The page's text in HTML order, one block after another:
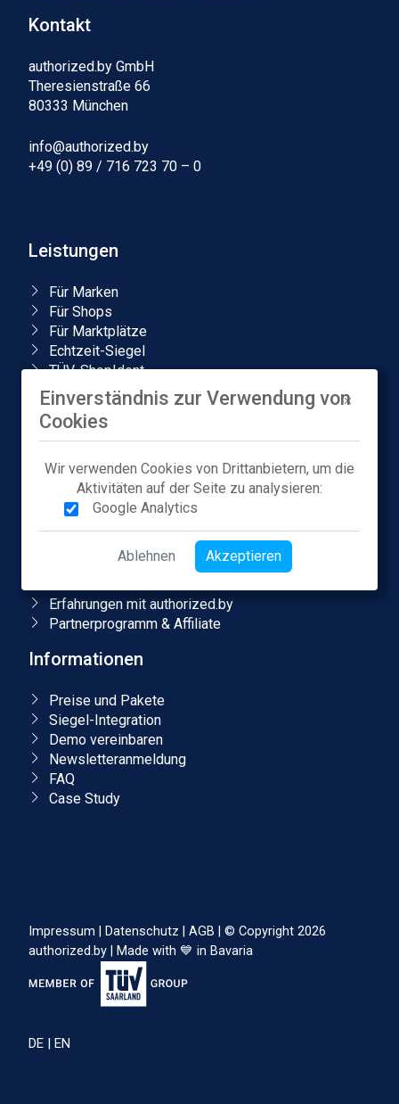
Kontakt
authorized.by GmbH
Theresienstraße 66
80333 München
info@authorized.by
+49 (0) 89 / 716 723 70 – 0
Leistungen
Für Marken
Für Shops
Für Marktplätze
Echtzeit-Siegel
TÜV-ShopIdent
PREMIUM-Partner Status
Local Store Badge
Amazon-Markenanmeldung
Unternehmen
Über uns
Blog & Podcasts
Erfahrungen mit authorized.by
Partnerprogramm & Affiliate
Informationen
Preise und Pakete
Siegel-Integration
Demo vereinbaren
Newsletteranmeldung
FAQ
Case Study
Impressum Datenschutz AGB
© Copyright 2026
authorized.by
Made with 💙 in Bavaria
DE | EN
Einverständnis zur Verwendung von
Cookies
Wir verwenden Cookies von Drittanbietern, um die
Aktivitäten auf der Seite zu analysieren:
Google Analytics
Ablehnen Akzeptieren